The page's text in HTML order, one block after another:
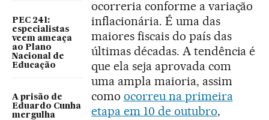
PEC 241:
especialistas
veem ameaça
ao Plano
Nacional de
Educação
A prisão de
Eduardo Cunha
mergulha
ocorreria conforme a variação
inflacionária. É uma das
maiores fiscais do país das
últimas décadas. A tendência é
que ela seja aprovada com
uma ampla maioria, assim
como ocorreu na primeira
etapa em 10 de outubro,